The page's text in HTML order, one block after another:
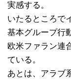
実感する。
いたるところで
基本グループ行
欧米ファラン連
ている。
あとは、アラブ